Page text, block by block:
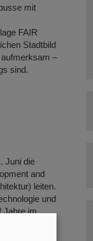
mit
FAIR
Stadtbild
–
sind.
Juni die
and
leiten.
und
Jahre im
legt einen